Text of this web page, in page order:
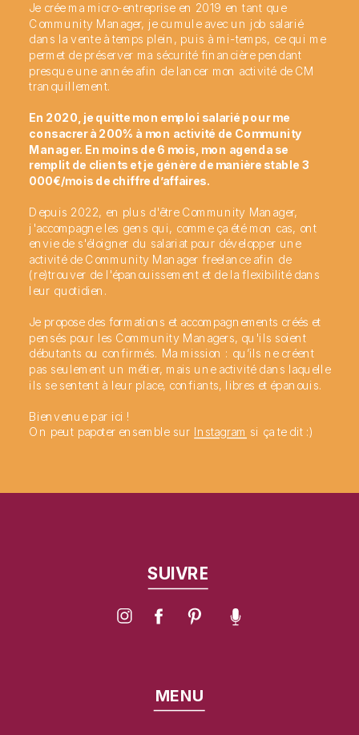
Je crée ma micro-entreprise en 2019 en tant que
Community Manager, je cumule avec un job salarié
dans la vente à temps plein, puis à mi-temps, ce qui me
permet de préserver ma sécurité financière pendant
presque une année afin de lancer mon activité de CM
tranquillement.
En 2020, je quitte mon emploi salarié pour me
consacrer à 200% à mon activité de Community
Manager. En moins de 6 mois, mon agenda se
remplit de clients et je génère de manière stable 3
000€/mois de chiffre d’affaires.
Depuis 2022, en plus d'être Community Manager,
j'accompagne les gens qui, comme ça été mon cas, ont
envie de s'éloigner du salariat pour développer une
activité de Community Manager freelance afin de
(re)trouver de l'épanouissement et de la flexibilité dans
leur quotidien.
Je propose des formations et accompagnements créés et
pensés pour les Community Managers, qu'ils soient
débutants ou confirmés. Ma mission : qu’ils ne créent
pas seulement un métier, mais une activité dans laquelle
ils se sentent à leur place, confiants, libres et épanouis.
Bienvenue par ici !
On peut papoter ensemble sur Instagram si ça te dit :)
SUIVRE
MENU